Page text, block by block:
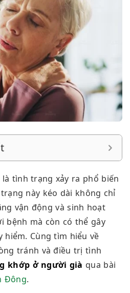
là tình trạng xảy ra phổ biến
này kéo dài không chỉ
vận động và sinh hoạt
bệnh mà còn có thể gây
hiểm. Cùng tìm hiểu về
tránh và điều trị tình
khớp ở người già qua bài
Đông.